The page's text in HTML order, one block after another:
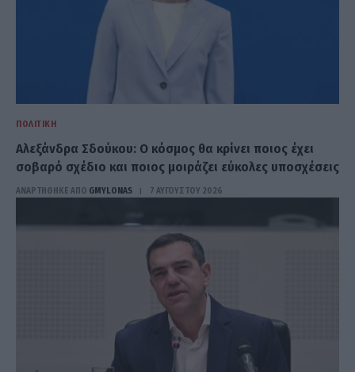
ΠΟΛΙΤΙΚΉ
Αλεξάνδρα Σδούκου: Ο κόσμος θα κρίνει ποιος έχει
σοβαρό σχέδιο και ποιος μοιράζει εύκολες υποσχέσεις
ΑΝΑΡΤΗΘΗΚΕ ΑΠΟ GMYLONAS 7 ΑΥΓΟΎΣΤΟΥ 2026